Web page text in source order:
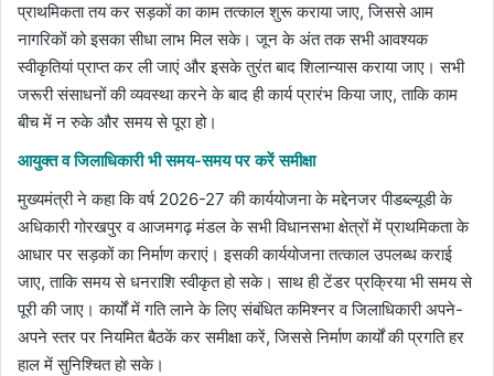
प्राथमिकता तय कर सड़कों का काम तत्काल शुरू कराया जाए, जिससे आम
नागरिकों को इसका सीधा लाभ मिल सके। जून के अंत तक सभी आवश्यक
स्वीकृतियां प्राप्त कर ली जाएं और इसके तुरंत बाद शिलान्यास कराया जाए। सभी
जरूरी संसाधनों की व्यवस्था करने के बाद ही कार्य प्रारंभ किया जाए, ताकि काम
बीच में न रुके और समय से पूरा हो।
​आयुक्त व जिलाधिकारी भी समय-समय पर करें समीक्षा
मुख्यमंत्री ने कहा कि वर्ष 2026-27 की कार्ययोजना के मद्देनजर पीडब्ल्यूडी के
अधिकारी गोरखपुर व आजमगढ़ मंडल के सभी विधानसभा क्षेत्रों में प्राथमिकता के
आधार पर सड़कों का निर्माण कराएं। इसकी कार्ययोजना तत्काल उपलब्ध कराई
जाए, ताकि समय से धनराशि स्वीकृत हो सके। साथ ही टेंडर प्रक्रिया भी समय से
पूरी की जाए। कार्यों में गति लाने के लिए संबंधित कमिश्नर व जिलाधिकारी अपने-
अपने स्तर पर नियमित बैठकें कर समीक्षा करें, जिससे निर्माण कार्यों की प्रगति हर
हाल में सुनिश्चित हो सके।